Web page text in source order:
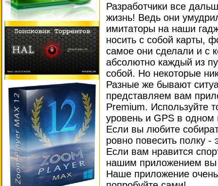
Разработчики все
жизнь! Ведь они
имитаторы на наши
носить с собой карты,
самое они сделали и с
абсолютно каждый из
собой. Но некоторые
Разные же бывают
представляем вам
Premium. Используйте
уровень и GPS в одном
Если вы любите
ровно повесить полку
Если вам нравится
нашим приложением вы
Наше приложение очень